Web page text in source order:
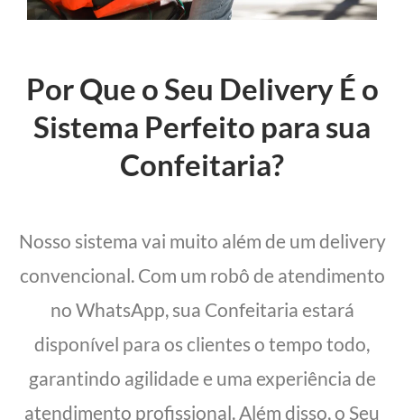
Por Que o Seu Delivery É o
Sistema Perfeito para sua
Confeitaria?
Nosso sistema vai muito além de um delivery
convencional. Com um robô de atendimento
no WhatsApp, sua Confeitaria estará
disponível para os clientes o tempo todo,
garantindo agilidade e uma experiência de
atendimento profissional. Além disso, o Seu